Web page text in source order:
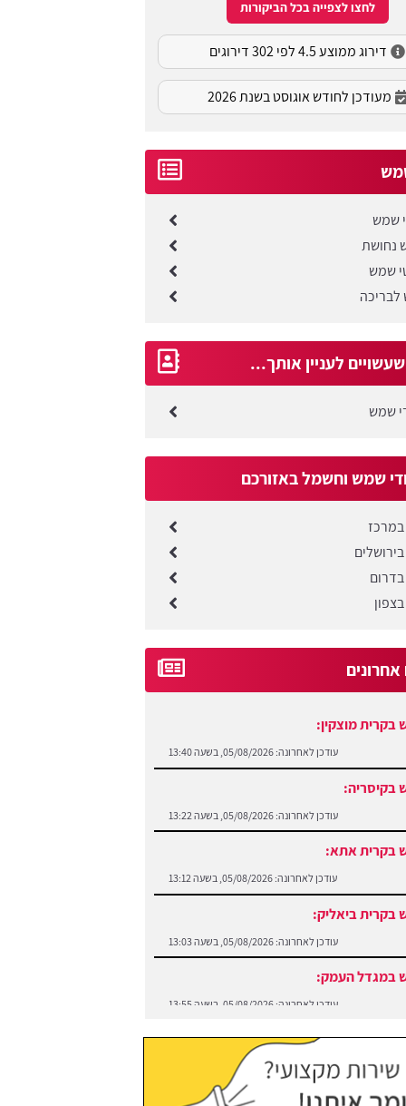
לחצו לצפייה בכל הביקורות
דירוג ממוצע 4.5 לפי 302 דירוגים
מעודכן לחודש אוגוסט בשנת 2026
שמש
נחושת
שמש
לעניין אותך...
שמש
שמש וחשמל באזורכם
אחרונים
בקרית מוצקין:
עודכן לאחרונה: 05/08/2026, בשעה 13:40
בקיסריה:
עודכן לאחרונה: 05/08/2026, בשעה 13:22
בקרית אתא:
עודכן לאחרונה: 05/08/2026, בשעה 13:12
בקרית ביאליק:
עודכן לאחרונה: 05/08/2026, בשעה 13:03
במגדל העמק:
עודכן לאחרונה: 05/08/2026, בשעה 13:55